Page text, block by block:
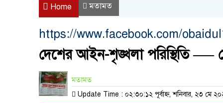
Home মতামত
https://www.facebook.com/
দেশের আইন-শৃঙ্খলা পরিস্থিতি
মতামত
Update Time : ০২:৩০:১২ পূর্বাহ্ন, শনিবার, ২৩ মে